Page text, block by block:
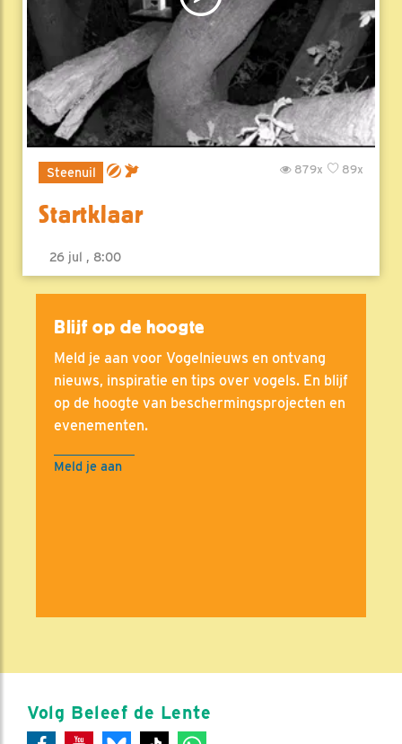
Steenuil 89x
879x
Startklaar
26 jul , 8:00
Blijf op de hoogte
Meld je aan voor Vogelnieuws en ontvang
nieuws, inspiratie en tips over vogels. En blijf
op de hoogte van beschermingsprojecten en
evenementen.
Meld je aan
Volg Beleef de Lente